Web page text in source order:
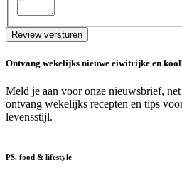
Review versturen
Ontvang wekelijks nieuwe eiwitrijke en
Meld je aan voor onze nieuwsbrief,
ontvang wekelijks recepten en tips
levensstijl.
PS. food & lifestyle